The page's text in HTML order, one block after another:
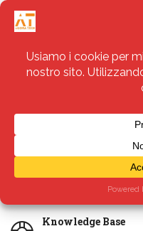
Servizi
Knowledge Base